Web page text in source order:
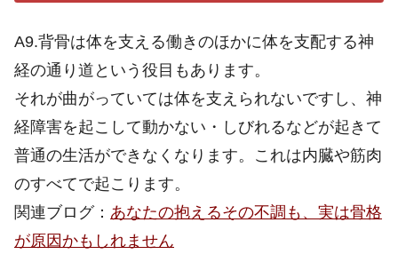
A9.背骨は体を支える働きのほかに体を支配する神
経の通り道という役目もあります。
それが曲がっていては体を支えられないですし、神
経障害を起こして動かない・しびれるなどが起きて
普通の生活ができなくなります。これは内臓や筋肉
のすべてで起こります。
関連ブログ： あなたの抱えるその不調も、実は骨格
が原因かもしれません